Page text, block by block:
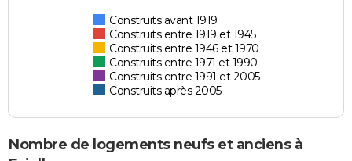
Construits avant 1919
Construits entre 1919 et 1945
Construits entre 1946 et 1970
Construits entre 1971 et 1990
Construits entre 1991 et 2005
Construits après 2005
Nombre de logements neufs et anciens à